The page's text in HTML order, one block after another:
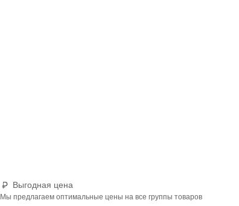
Выгодная цена
Мы предлагаем оптимальные цены на все группы товаров